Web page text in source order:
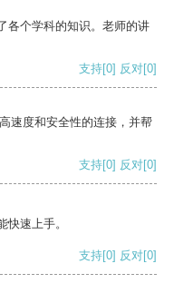
各个学科的知识。老师的讲
支持[0] 反对[0]
速度和安全性的连接，并帮
支持[0] 反对[0]
速上手。
支持[0] 反对[0]